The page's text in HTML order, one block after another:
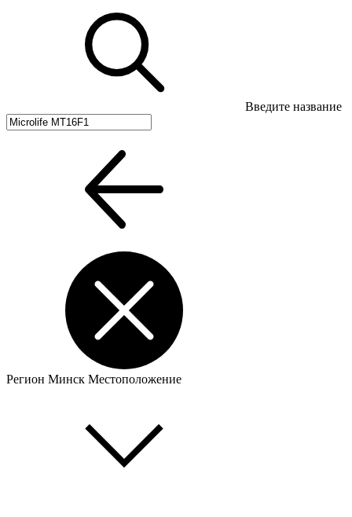
Введите название
Регион Минск Местоположение